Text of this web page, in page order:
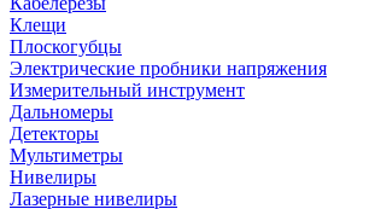
Клещи
Плоскогубцы
Электрические пробники напряжения
Измерительный инструмент
Дальномеры
Детекторы
Мультиметры
Нивелиры
Лазерные нивелиры